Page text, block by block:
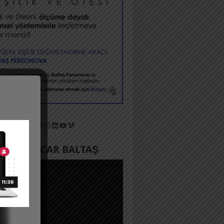
Facebook
Instagram
LinkedIn
YouTube
Vimeo
ACAR BALTAŞ